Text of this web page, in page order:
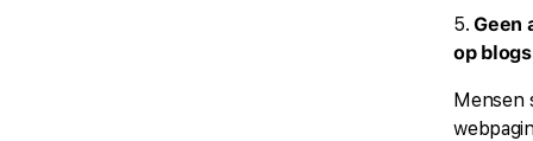
5. Geen
op blogs
Mensen